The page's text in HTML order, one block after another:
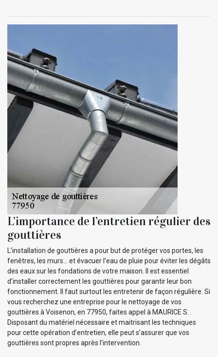
L’importance de l’entretien régulier des
gouttières
L’installation de gouttières a pour but de protéger vos portes, les
fenêtres, les murs… et évacuer l’eau de pluie pour éviter les dégâts
des eaux sur les fondations de votre maison. Il est essentiel
d'installer correctement les gouttières pour garantir leur bon
fonctionnement. Il faut surtout les entretenir de façon régulière. Si
vous recherchez une entreprise pour le nettoyage de vos
gouttières à Voisenon, en 77950, faites appel à MAURICE S. .
Disposant du matériel nécessaire et maitrisant les techniques
pour cette opération d’entretien, elle peut s’assurer que vos
gouttières sont propres après l’intervention.